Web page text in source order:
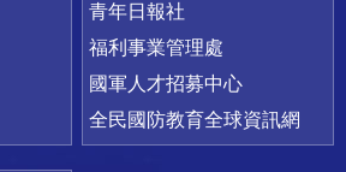
青年日報社
福利事業管理處
國軍人才招募中心
全民國防教育全球資訊網